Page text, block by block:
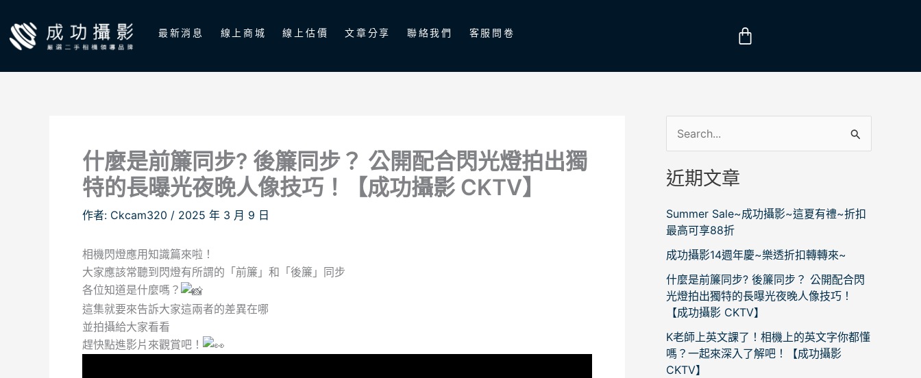
主
最新消息 線上商城 線上估價 文章分享 聯絡我們 客服問卷
購
籃
什麼是前簾同步? 後簾同步？ 公開配合閃光燈拍出獨
特的長曝光夜晚人像技巧！【成功攝影 CKTV】
作者: Ckcam320 / 2025 年 3 月 9 日
相機閃燈應用知識篇來啦！
大家應該常聽到閃燈有所謂的「前簾」和「後簾」同步
各位知道是什麼嗎？
這集就要來告訴大家這兩者的差異在哪
並拍攝給大家看看
趕快點進影片來觀賞吧！
關
字
近期文章
Summer Sale~成功攝影~這夏有禮~折扣
最高可享88折
成功攝影14週年慶~樂透折扣轉轉來~
什麼是前簾同步? 後簾同步？ 公開配合閃
光燈拍出獨特的長曝光夜晚人像技巧！
【成功攝影 CKTV】
K老師上英文課了！相機上的英文字你都懂
嗎？一起來深入了解吧！【成功攝影
CKTV】